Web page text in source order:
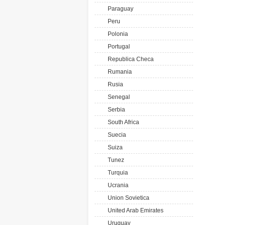
Paraguay
Peru
Polonia
Portugal
Republica Checa
Rumania
Rusia
Senegal
Serbia
South Africa
Suecia
Suiza
Tunez
Turquia
Ucrania
Union Sovietica
United Arab Emirates
Uruguay